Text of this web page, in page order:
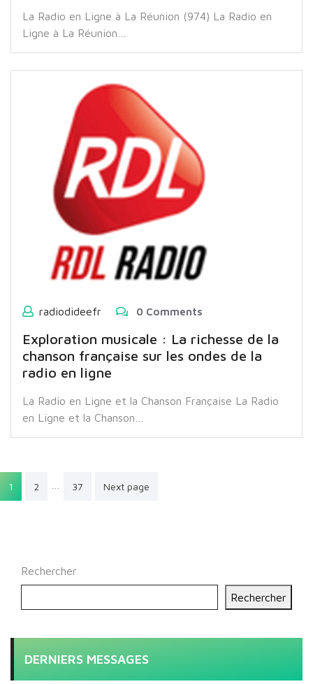
La Radio en Ligne à La Réunion (974) La Radio en
Ligne à La Réunion…
radiodideefr 0 Comments
Exploration musicale : La richesse de la
chanson française sur les ondes de la
radio en ligne
La Radio en Ligne et la Chanson Française La Radio
en Ligne et la Chanson…
Pagination
1 2 37 Next page
Rechercher
Rechercher
DERNIERS MESSAGES